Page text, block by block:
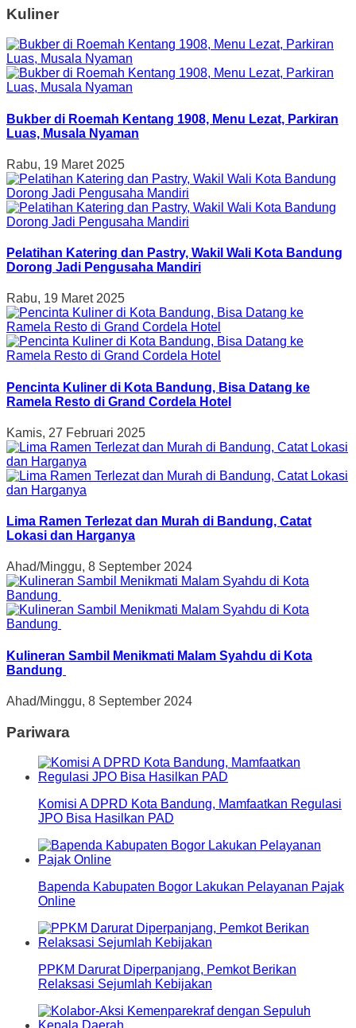
Kuliner
Bukber di Roemah Kentang 1908, Menu Lezat, Parkiran
Luas, Musala Nyaman
Rabu, 19 Maret 2025
Pelatihan Katering dan Pastry, Wakil Wali Kota Bandung
Dorong Jadi Pengusaha Mandiri
Rabu, 19 Maret 2025
Pencinta Kuliner di Kota Bandung, Bisa Datang ke
Ramela Resto di Grand Cordela Hotel
Kamis, 27 Februari 2025
Lima Ramen Terlezat dan Murah di Bandung, Catat
Lokasi dan Harganya
Ahad/Minggu, 8 September 2024
Kulineran Sambil Menikmati Malam Syahdu di Kota
Bandung
Ahad/Minggu, 8 September 2024
Pariwara
Komisi A DPRD Kota Bandung, Mamfaatkan Regulasi
JPO Bisa Hasilkan PAD
Bapenda Kabupaten Bogor Lakukan Pelayanan Pajak
Online
PPKM Darurat Diperpanjang, Pemkot Berikan
Relaksasi Sejumlah Kebijakan